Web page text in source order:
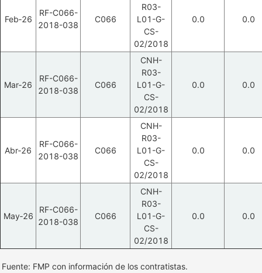
Feb‑26
RF-C066-
2018-038
C066
R03-
L01-G-
CS-
02/2018
0.0 0.0
Mar‑26
RF-C066-
2018-038
C066
CNH-
R03-
L01-G-
CS-
02/2018
0.0 0.0
Abr‑26
RF-C066-
2018-038
C066
CNH-
R03-
L01-G-
CS-
02/2018
0.0 0.0
May‑26
RF-C066-
2018-038
C066
CNH-
R03-
L01-G-
CS-
02/2018
0.0 0.0
Fuente: FMP con información de los contratistas.